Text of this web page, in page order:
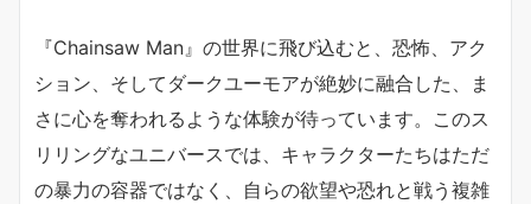
『Chainsaw Man』の世界に飛び込むと、恐怖、アク
ション、そしてダークユーモアが絶妙に融合した、ま
さに心を奪われるような体験が待っています。このス
リリングなユニバースでは、キャラクターたちはただ
の暴力の容器ではなく、自らの欲望や恐れと戦う複雑